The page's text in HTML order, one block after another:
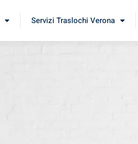
Servizi Traslochi Verona